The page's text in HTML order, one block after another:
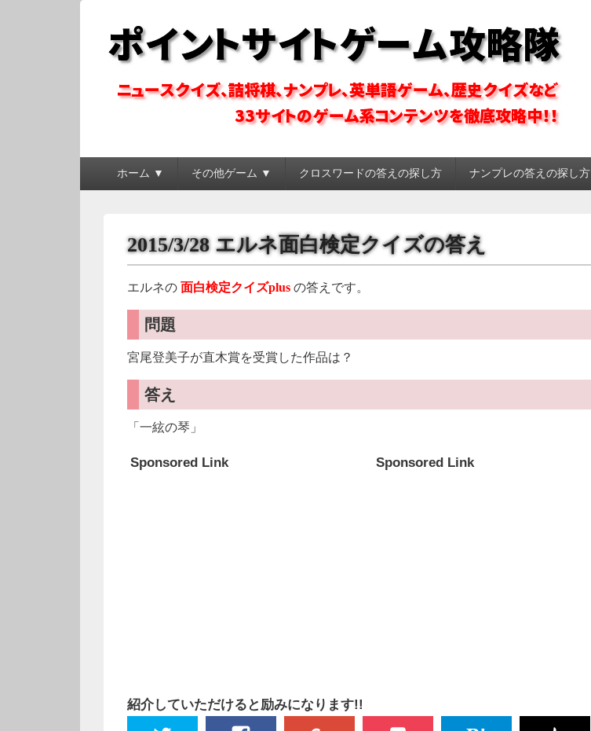
ポイントサイトゲーム攻略隊
ホーム ▼ その他ゲーム ▼ クロスワードの答えの探し方 ナンプレの答えの探し方
2015/3/28 エルネ面白検定クイズの答え
エルネの 面白検定クイズplus の答えです。
問題
宮尾登美子が直木賞を受賞した作品は？
答え
「一絃の琴」
Sponsored Link Sponsored Link
紹介していただけると励みになります!!